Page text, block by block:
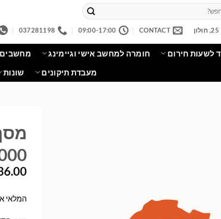
CONTACT
09:00-17:00
037281198
לשעות חירום חומרה למחשב אישי וגיימינג מחשבים
מעבדת תיקונים שונות
המלאי